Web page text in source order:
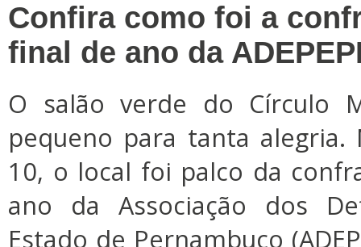
Confira como foi a
final de ano da
O salão verde do Círculo
pequeno para tanta
10, o local foi palco da
ano da Associação dos
Estado de Pernambuco